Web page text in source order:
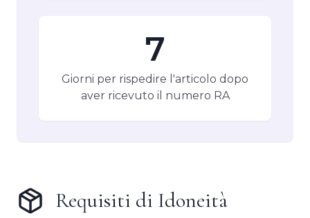
7
Giorni per rispedire l'articolo dopo
aver ricevuto il numero RA
Requisiti di Idoneità